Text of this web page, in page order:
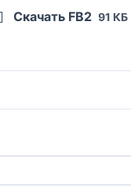
Скачать FB2 91 КБ